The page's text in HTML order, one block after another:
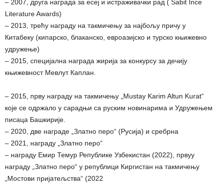
– 2007, друга награда за есеј и истраживачки рад ( Sabit İnce
Literature Awards)
– 2013, трећу награду на такмичењу за најбољу причу у
Китабеку (кипарско, блаканско, евроазијско и турско књижевно
удружење)
– 2015, специјална награда жирија за конкурсу за дечију
књижевност Мевлут Каплан.
– 2015, прву награду на такмичењу „Mustay Karim Altun Kurat“
које се одржало у сарадњи са руским новинарима и Удружењем
писаца Башкирије.
– 2020, две награде „Златно перо“ (Русија) и сребрна
– 2021, награду „Златно перо“
– награду Емир Темур Републике Узбекистан (2022), првуу
награду „Златно перо“ у републици Киргистан на такмичењу
„Мостови пријатељства“ (2022